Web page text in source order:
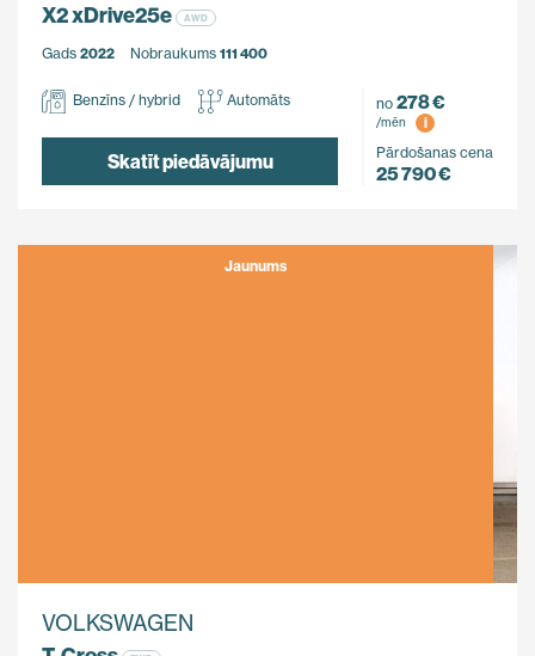
X2 xDrive25e
AWD
Gads 2022 Nobraukums 111 400
Benzīns / hybrid Automāts
Skatīt piedāvājumu
no 278 €
/mēn
i
Pārdošanas cena
25 790 €
Jaunums
VOLKSWAGEN